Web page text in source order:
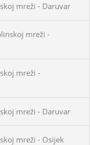
mreži - Daruvar
mreži -
mreži -
mreži - Daruvar
mreži - Osijek